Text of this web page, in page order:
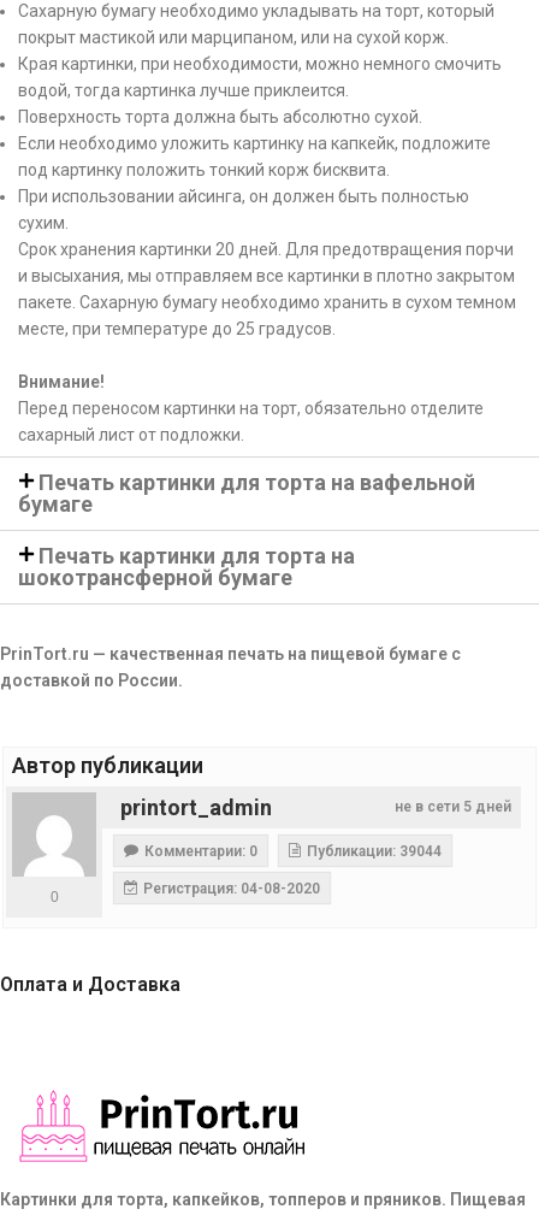
Сахарную бумагу необходимо укладывать на торт, который
покрыт мастикой или марципаном, или на сухой корж.
Края картинки, при необходимости, можно немного смочить
водой, тогда картинка лучше приклеится.
Поверхность торта должна быть абсолютно сухой.
Если необходимо уложить картинку на капкейк, подложите
под картинку положить тонкий корж бисквита.
При использовании айсинга, он должен быть полностью
сухим.
Срок хранения картинки 20 дней. Для предотвращения порчи
и высыхания, мы отправляем все картинки в плотно закрытом
пакете. Сахарную бумагу необходимо хранить в сухом темном
месте, при температуре до 25 градусов.
Внимание!
Перед переносом картинки на торт, обязательно отделите
сахарный лист от подложки.
Печать картинки для торта на вафельной
бумаге
Печать картинки для торта на
шокотрансферной бумаге
PrinTort.ru — качественная печать на пищевой бумаге с
доставкой по России.
Автор публикации
не в сети 5 дней
printort_admin
0
Комментарии: 0 Публикации: 39044
Регистрация: 04-08-2020
Оплата и Доставка
Картинки для торта, капкейков, топперов и пряников. Пищевая